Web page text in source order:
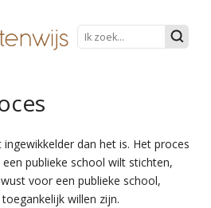
dan het is. Het proces
publieke school wilt stichten,
voor een publieke school,
willen zijn.